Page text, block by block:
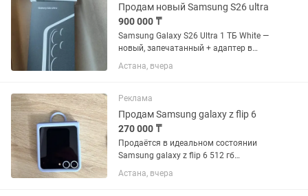
Продам новый Samsung S26 ultra
900 000 ₸
Samsung Galaxy S26 Ultra 1 ТБ White —
новый, запечатанный + адаптер в
подарок Продаю Samsung Galaxy S26
Ultra, цвет White (белый), память 1 ТБ.
пломба не вскрыта. ✅...
Астана, вчера
Реклама
Продам Samsung galaxy z flip 6
270 000 ₸
Продаётся в идеальном состоянии
Samsung galaxy z flip 6 512 гб
встроенной памяти. Использовался
очень бережно, без падений и
Астана, вчера